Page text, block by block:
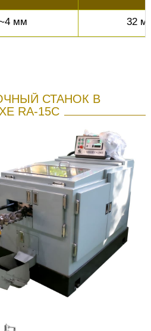
мм 32
СТАНОК В
RA-15C